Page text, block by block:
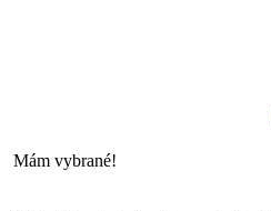
Mám vybrané!